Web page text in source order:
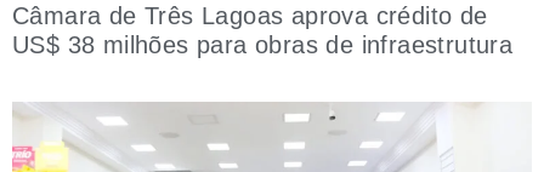
Câmara de Três Lagoas aprova crédito de
US$ 38 milhões para obras de infraestrutura